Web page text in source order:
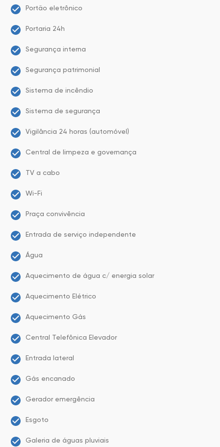
Portão eletrônico
Portaria 24h
Segurança interna
Segurança patrimonial
Sistema de incêndio
Sistema de segurança
Vigilância 24 horas (automóvel)
Central de limpeza e governança
TV a cabo
Wi-Fi
Praça convivência
Entrada de serviço independente
Água
Aquecimento de água c/ energia solar
Aquecimento Elétrico
Aquecimento Gás
Central Telefônica Elevador
Entrada lateral
Gás encanado
Gerador emergência
Esgoto
Galeria de águas pluviais